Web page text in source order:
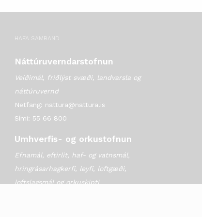
HAFA SAMBAND
Náttúruverndarstofnun
Veiðimál, friðlýst svæði, landvarsla og
náttúruvernd
Netfang: nattura@nattura.is
Sími: 55 66 800
Umhverfis- og orkustofnun
Efnamál, eftirlit, haf- og vatnsmál,
hringrásarhagkerfi, leyfi, loftgæði,
loftslagsmál og orkuskipti